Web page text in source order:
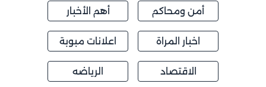
أمن ومحاكم أهم الأخبار
اخبار المراة اعلانات مبوبة
الاقتصاد الرياضه